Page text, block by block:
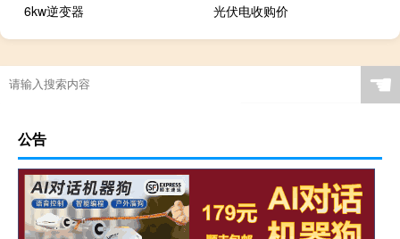
6kw逆变器
光伏电收购价
☚
公告